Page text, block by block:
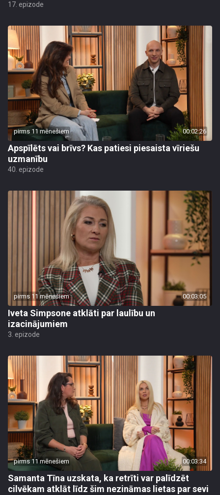
17. epizode
pirms 11 mēnešiem 00:02:26
Apspīlēts vai brīvs? Kas patiesi piesaista vīriešu
uzmanību
40. epizode
pirms 11 mēnešiem 00:03:05
Iveta Simpsone atklāti par laulību un
izacinājumiem
3. epizode
pirms 11 mēnešiem 00:03:34
Samanta Tīna uzskata, ka retrīti var palīdzēt
cilvēkam atklāt līdz šim nezināmas lietas par sevi